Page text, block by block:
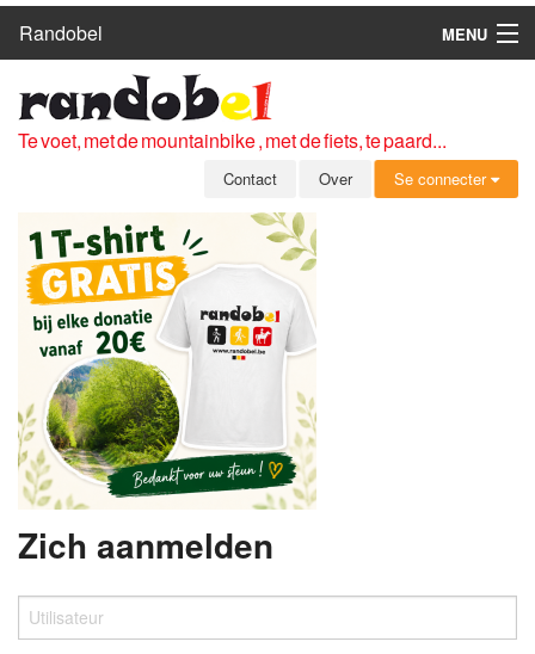
Randobel
MENU
ROUTES
CLUBS
OVER
LEDEN
ZICH AANMELDEN
GRATIS REGISTRATIE
WACHTWOORD VERGETEN
Te voet, met de mountainbike , met de fiets, te paard...
Contact Over Se connecter
Zich aanmelden